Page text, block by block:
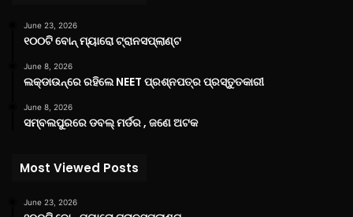
June 23, 2026
୧୦୦ଟି ବୋନ୍ ମ୍ୟାରୋ ଟ୍ରାନସପ୍ଲାଣ୍ଟ
June 8, 2026
ଲକ୍‌ଡାଉନ୍‌ରେ ରହିଲେ NEET ପ୍ରଶ୍ନପତ୍ର ପ୍ରସ୍ତୁତକାରୀ
June 8, 2026
ସମ୍ବଲପୁରରେ ଡବଲ୍ ମର୍ଡର , ଜଣେ ଅଟକ
Most Viewed Posts
June 23, 2026